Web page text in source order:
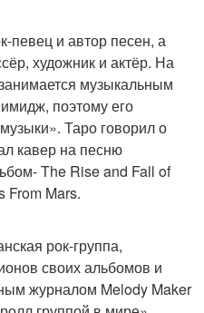
певец и автор песен, а
художник и актёр. На
музыкальным
поэтому его
Таро говорил о
кавер на песню
The Rise and Fall of
From Mars.
рок-группа,
своих альбомов и
журналом Melody Maker